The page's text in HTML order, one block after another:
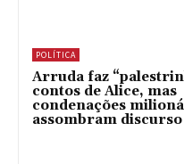
POLÍTICA
Arruda faz
contos de Alice, mas
condenações
assombram discurso